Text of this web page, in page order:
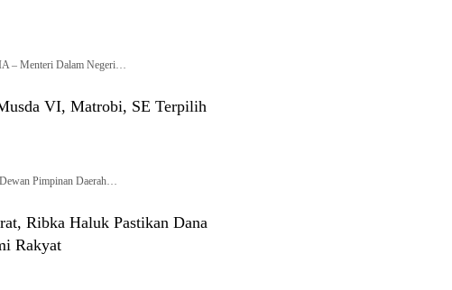
– Menteri Dalam Negeri…
VI, Matrobi, SE Terpilih
Pimpinan Daerah…
Ribka Haluk Pastikan Dana
Rakyat